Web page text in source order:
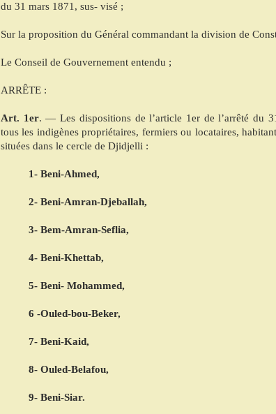
du 31 mars 1871, sus- visé ;
Sur la proposition du Général commandant la division de
Le Conseil de Gouvernement entendu ;
ARRÊTE :
Art. 1er. — Les dispositions de l’article 1er de l’arrêté du
tous les indigènes propriétaires, fermiers ou locataires,
situées dans le cercle de Djidjelli :
1- Beni-Ahmed,
2- Beni-Amran-Djeballah,
3- Bem-Amran-Seflia,
4- Beni-Khettab,
5- Beni- Mohammed,
6 -Ouled-bou-Beker,
7- Beni-Kaid,
8- Ouled-Belafou,
9- Beni-Siar.